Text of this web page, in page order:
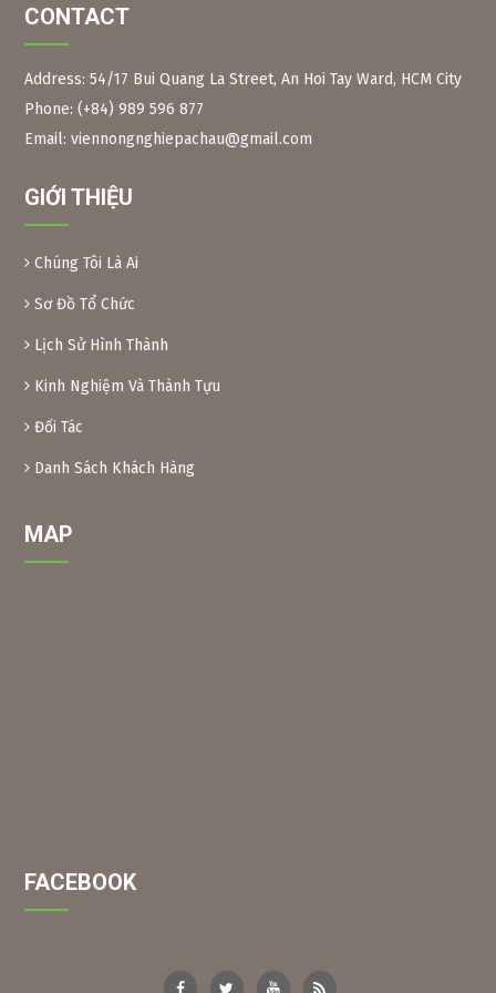
Figure 2:Neem branches, leaves and long fruits The
scientific name of the Indian neem tree is Azadirachta
Indica, Meliaceae family. Same family as the Xoan tree in
Neem leaves are used as a natural pesticide to preserve
some foods. Because of their toxicity, Xoan leaves and fruit
Preparation method:
– Xoan leaves: Soak dried Xoan leaves for 24 hours at a
the leaves and filter the solution into a bottle. When using,
dishwashing liquid before spraying. Spray 2 tanks of
grind them into powder, then soak them in water to create
CONTACT
Address: 54/17 Bui Quang La Street, An Hoi Tay Ward, HCM City
Phone: (+84) 989 596 877
Email: viennongnghiepachau@gmail.com
GIỚI THIỆU
Chúng Tôi Là Ai
Sơ Đồ Tổ Chức
Lịch Sử Hình Thành
Kinh Nghiệm Và Thành Tựu
Đối Tác
Danh Sách Khách Hàng
MAP
FACEBOOK